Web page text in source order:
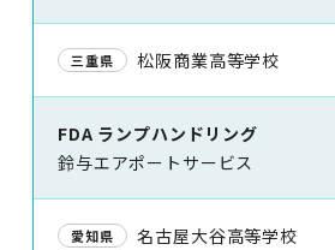
三重県 松阪商業高等学校
FDA ランプハンドリング
鈴与エアポートサービス
愛知県 名古屋大谷高等学校